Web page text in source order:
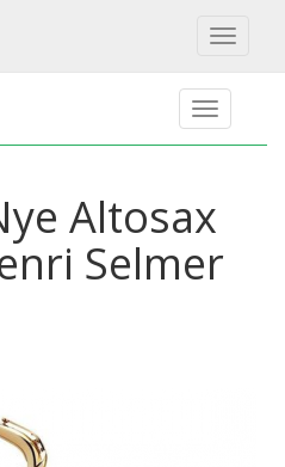
Toggle
Altosax
Selmer